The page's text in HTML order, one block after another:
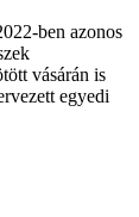
ben azonos
vásárán is
egyedi